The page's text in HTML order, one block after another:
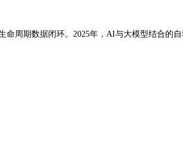
周期数据闭环。2025年，AI与大模型结合的